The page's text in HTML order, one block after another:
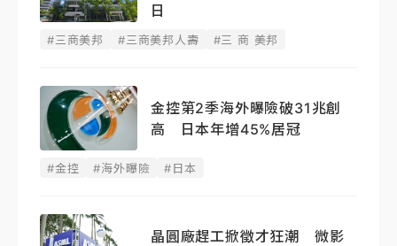
日
#三商美邦 #三商美邦人壽 #三 商 美邦
金控第2季海外曝險破31兆創
高 日本年增45%居冠
#金控 #海外曝險 #日本
晶圓廠趕工掀徵才狂潮 微影